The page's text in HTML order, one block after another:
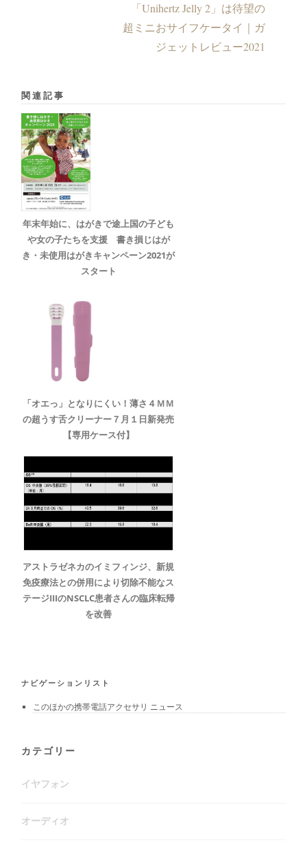
「Unihertz Jelly 2」は待望の
超ミニおサイフケータイ｜ガ
ジェットレビュー2021
関連記事
年末年始に、はがきで途上国の子ども
や女の子たちを支援 書き損じはが
き・未使用はがきキャンペーン2021が
スタート
「オエっ」となりにくい！薄さ４ＭＭ
の超うす舌クリーナー７月１日新発売
【専用ケース付】
アストラゼネカのイミフィンジ、新規
免疫療法との併用により切除不能なス
テージIIIのNSCLC患者さんの臨床転帰
を改善
ナビゲーションリスト
このほかの携帯電話アクセサリ ニュース
カテゴリー
イヤフォン
オーディオ